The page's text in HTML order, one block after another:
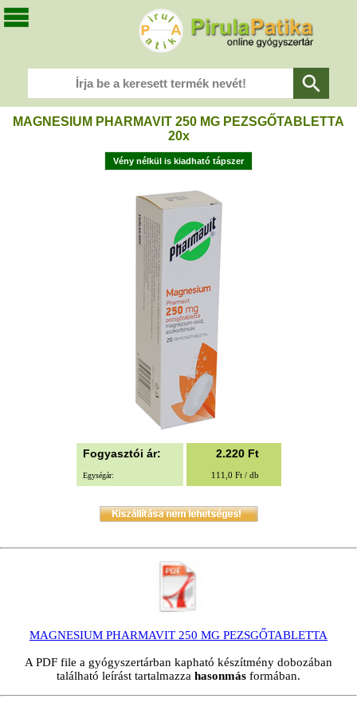
MAGNESIUM PHARMAVIT 250 MG PEZSGŐTABLETTA
20x
Vény nélkül is kiadható tápszer
Fogyasztói ár: 2.220Ft
Egységár: 111,0 Ft / db
MAGNESIUM PHARMAVIT 250 MG PEZSGŐTABLETTA
A PDF file a gyógyszertárban kapható készítmény dobozában
található leírást tartalmazza hasonmás formában.